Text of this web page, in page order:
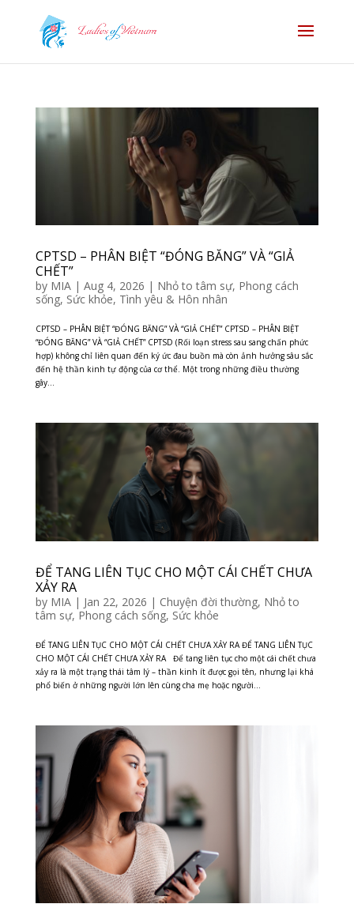
CPTSD – PHÂN BIỆT “ĐÓNG BĂNG” VÀ “GIẢ
CHẾT”
by MIA| Aug 4, 2026 | Nhỏ to tâm sự, Phong cách
sống, Sức khỏe, Tình yêu & Hôn nhân
CPTSD – PHÂN BIỆT “ĐÓNG BĂNG” VÀ “GIẢ CHẾT” CPTSD – PHÂN BIỆT
“ĐÓNG BĂNG” VÀ “GIẢ CHẾT” CPTSD (Rối loạn stress sau sang chấn phức
hợp) không chỉ liên quan đến ký ức đau buồn mà còn ảnh hưởng sâu sắc
đến hệ thần kinh tự động của cơ thể. Một trong những điều thường
gây...
ĐỂ TANG LIÊN TỤC CHO MỘT CÁI CHẾT CHƯA
XẢY RA
by MIA| Jan 22, 2026 | Chuyện đời thường, Nhỏ to
tâm sự, Phong cách sống, Sức khỏe
ĐỂ TANG LIÊN TỤC CHO MỘT CÁI CHẾT CHƯA XẢY RA ĐỂ TANG LIÊN TỤC
CHO MỘT CÁI CHẾT CHƯA XẢY RA Để tang liên tục cho một cái chết chưa
xảy ra là một trạng thái tâm lý – thần kinh ít được gọi tên, nhưng lại khá
phổ biến ở những người lớn lên cùng cha mẹ hoặc người...